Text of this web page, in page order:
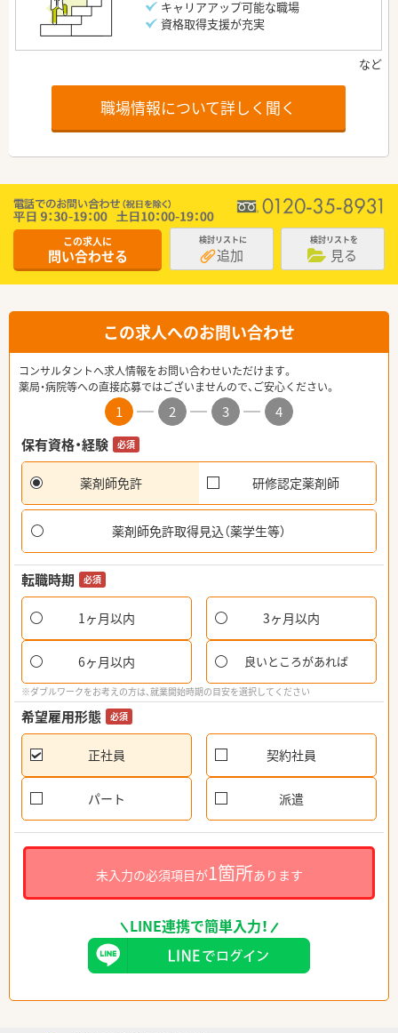
キャリアアップ可能な職場
資格取得支援が充実
職場情報について詳しく聞く
この求人に
問い合わせる
検討リストに
追加
検討リストを
見る
この求人へのお問い合わせ
コンサルタントへ求人情報をお問い合わせいただけます。
薬局・病院等への直接応募ではございませんので、ご安心ください。
1 2 3
4
保有資格・経験
必須
薬剤師免許 研修認定薬剤師
薬剤師免許取得見込（薬学生等）
転職時期 必須
1ヶ月以内 3ヶ月以内
6ヶ月以内 良いところがあれば
※ダブルワークをお考えの方は、就業開始時期の目安を選択してください
希望雇用形態 必須
正社員 契約社員
パート 派遣
未入力の必須項目が1箇所あります
LINE連携で簡単入力！